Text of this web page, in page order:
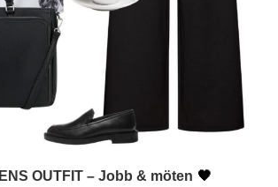
OUTFIT – Jobb & möten 🖤